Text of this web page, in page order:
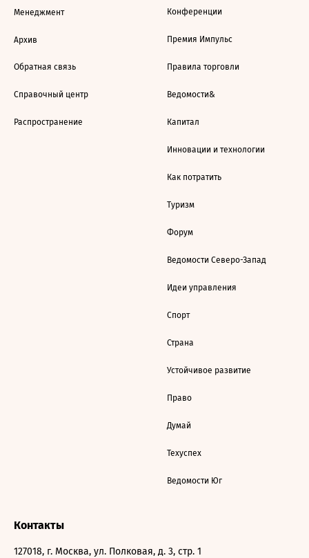
Менеджмент
Архив
Обратная связь
Справочный центр
Распространение
Конференции
Премия Импульс
Правила торговли
Ведомости&
Капитал
Инновации и технологии
Как потратить
Туризм
Форум
Ведомости Северо-Запад
Идеи управления
Спорт
Страна
Устойчивое развитие
Право
Думай
Техуспех
Ведомости Юг
Контакты
127018, г. Москва, ул. Полковая, д. 3, стр. 1